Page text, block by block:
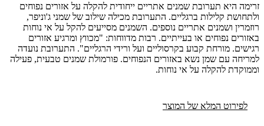
זרימה היא תערובת שמנים אתריים ייחודית להקלה על אזורים נפוחים
ולתחושת קלילות ברגליים. התערובת מכילה שילוב של שמני ג'וניפר,
רוזמרין ושמנים אתריים נוספים. השמנים מסייעים להקל על אי נוחות
באזורים נפוחים או בעייתיים. רבות מדווחות: "מכווץ ומרגיע אזורים
רגישים. מורחת קבוע בקרסוליים ועל ורידי הרגליים". התערובת נועדה
למריחה עם שמן נשא באזורים הנפוחים. פורמולת שמנים טבעית, פעילה
וממוקדת להקלה על אי נוחות.
לפירוט המלא של המוצר